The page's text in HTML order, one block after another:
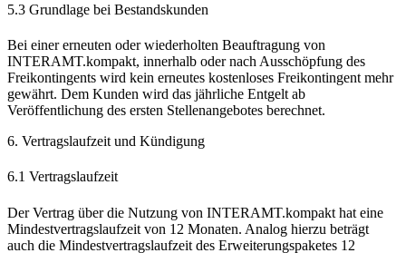
5.3 Grundlage bei Bestandskunden
Bei einer erneuten oder wiederholten Beauftragung von
INTERAMT.kompakt, innerhalb oder nach Ausschöpfung des
Freikontingents wird kein erneutes kostenloses Freikontingent mehr
gewährt. Dem Kunden wird das jährliche Entgelt ab
Veröffentlichung des ersten Stellenangebotes berechnet.
6. Vertragslaufzeit und Kündigung
6.1 Vertragslaufzeit
Der Vertrag über die Nutzung von INTERAMT.kompakt hat eine
Mindestvertragslaufzeit von 12 Monaten. Analog hierzu beträgt
auch die Mindestvertragslaufzeit des Erweiterungspaketes 12